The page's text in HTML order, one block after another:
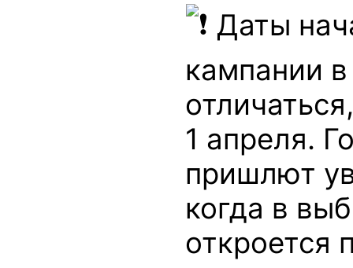
Даты
кампании
1 апреля.
пришлют
когда в
откроется